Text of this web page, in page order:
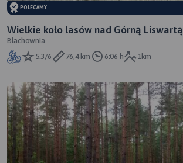
POLECAMY
Wielkie koło lasów nad Górną Liswartą
Blachownia
5.3/6
76,4 km 6:06 h 1km